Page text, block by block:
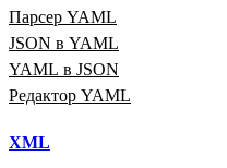
Парсер YAML
JSON в YAML
YAML в JSON
Редактор YAML
XML